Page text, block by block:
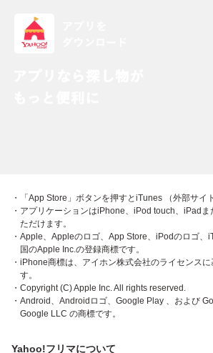
・「App Store」ボタンを押すとiTunes （外部サイ
・アプリケーションはiPhone、iPod touch、iPad
ただけます。
・Apple、Appleのロゴ、App Store、iPodのロゴ、
国のApple Inc.の登録商標です。
・iPhone商標は、アイホン株式会社のライセンス
す。
・Copyright (C) Apple Inc. All rights reserved.
・Android、Androidロゴ、Google Play 、および
Google LLC の商標です。
Yahoo!フリマについて